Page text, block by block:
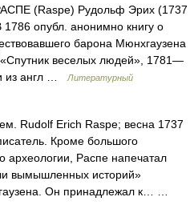
(Raspe) Рудольф Эрих (1737
опубл. анонимно книгу о
барона Мюнхгаузена
веселых людей», 1781—
из англ …
Литературный
Rudolf Erich Raspe; весна 1737
Кроме большого
археологии, Распе напечатал
вымышленных историй»
Он принадлежал к… …